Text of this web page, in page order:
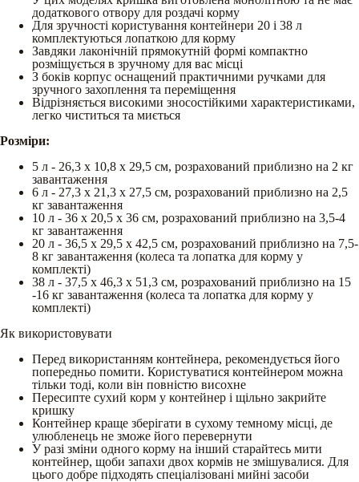
додаткового отвору для роздачі корму
Для зручності користування контейнери 20 і 38 л
комплектуються лопаткою для корму
Завдяки лаконічній прямокутній формі компактно
розміщується в зручному для вас місці
З боків корпус оснащений практичними ручками для
зручного захоплення та переміщення
Відрізняється високими зносостійкими характеристиками,
легко чиститься та миється
Розміри:
5 л - 26,3 х 10,8 х 29,5 см, розрахований приблизно на 2 кг
завантаження
6 л - 27,3 х 21,3 х 27,5 см, розрахований приблизно на 2,5
кг завантаження
10 л - 36 х 20,5 х 36 см, розрахований приблизно на 3,5-4
кг завантаження
20 л - 36,5 х 29,5 х 42,5 см, розрахований приблизно на 7,5-
8 кг завантаження (колеса та лопатка для корму у
комплекті)
38 л - 37,5 х 46,3 х 51,3 см, розрахований приблизно на 15
-16 кг завантаження (колеса та лопатка для корму у
комплекті)
Як використовувати
Перед використанням контейнера, рекомендується його
попередньо помити. Користуватися контейнером можна
тільки тоді, коли він повністю висохне
Пересипте сухий корм у контейнер і щільно закрийте
кришку
Контейнер краще зберігати в сухому темному місці, де
улюбленець не зможе його перевернути
У разі зміни одного корму на інший старайтесь мити
контейнер, щоби запахи двох кормів не змішувалися. Для
цього добре підходять спеціалізовані мийні засоби